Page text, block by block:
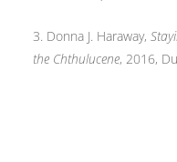
3. Donna J. Haraway,
the Chthulucene, 2016,